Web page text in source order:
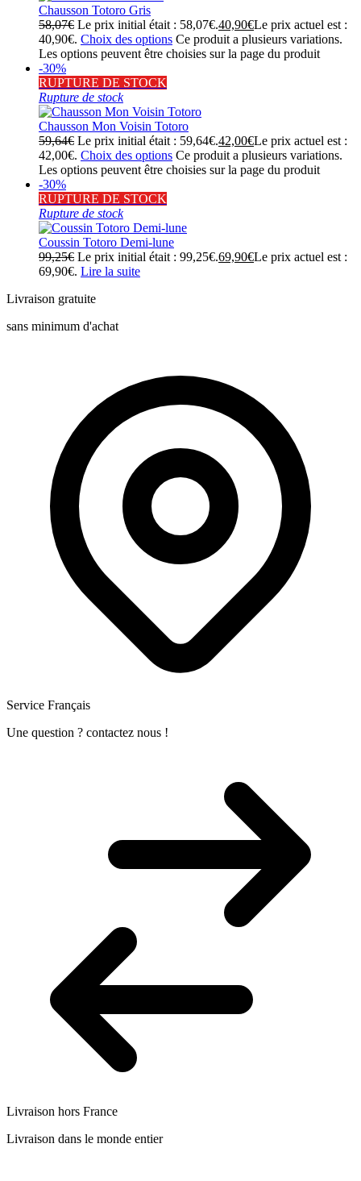
Chausson Totoro Gris
58,07€ Le prix initial était : 58,07€.40,90€Le prix actuel est :
40,90€. Choix des options Ce produit a plusieurs variations.
Les options peuvent être choisies sur la page du produit
-30%
RUPTURE DE STOCK
Rupture de stock
Chausson Mon Voisin Totoro
59,64€ Le prix initial était : 59,64€.42,00€Le prix actuel est :
42,00€. Choix des options Ce produit a plusieurs variations.
Les options peuvent être choisies sur la page du produit
-30%
RUPTURE DE STOCK
Rupture de stock
Coussin Totoro Demi-lune
99,25€ Le prix initial était : 99,25€.69,90€Le prix actuel est :
69,90€. Lire la suite
Livraison gratuite
sans minimum d'achat
Service Français
Une question ? contactez nous !
Livraison hors France
Livraison dans le monde entier